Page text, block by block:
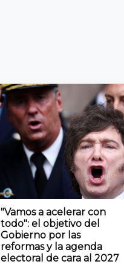
"Vamos a acelerar con
todo": el objetivo del
Gobierno por las
reformas y la agenda
electoral de cara al 2027